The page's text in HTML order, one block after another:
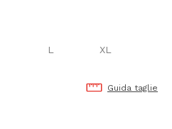
L XL
Guida taglie